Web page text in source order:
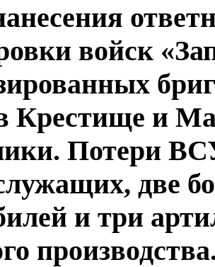
войск
Крестище и
Потери
две
и три